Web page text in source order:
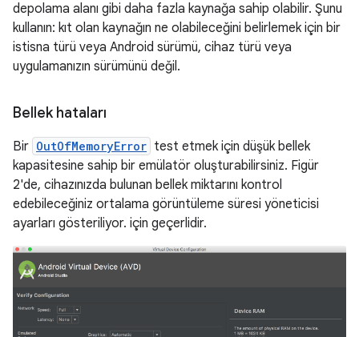
depolama alanı gibi daha fazla kaynağa sahip olabilir. Şunu
kullanın: kıt olan kaynağın ne olabileceğini belirlemek için bir
istisna türü veya Android sürümü, cihaz türü veya
uygulamanızın sürümünü değil.
Bellek hataları
Bir OutOfMemoryError test etmek için düşük bellek
kapasitesine sahip bir emülatör oluşturabilirsiniz. Figür
2'de, cihazınızda bulunan bellek miktarını kontrol
edebileceğiniz ortalama görüntüleme süresi yöneticisi
ayarları gösteriliyor. için geçerlidir.